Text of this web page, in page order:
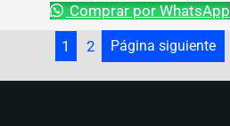
Comprar por WhatsApp
1
2 Página siguiente